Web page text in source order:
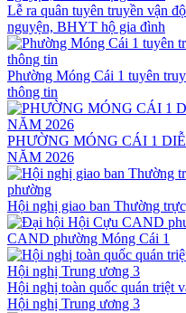
Lễ ra quân tuyên truyền vận
nguyện, BHYT hộ gia đình
Phường Móng Cái 1 tuyên
thông tin
PHƯỜNG MÓNG CÁI 1
NĂM 2026
Hội nghị giao ban Thường
CAND phường Móng Cái 1
Hội nghị toàn quốc quán triệt
Hội nghị Trung ương 3